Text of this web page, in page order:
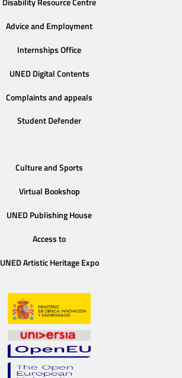
Advice and Employment
Internships Office
UNED Digital Contents
Complaints and appeals
Student Defender
Culture and Sports
Virtual Bookshop
UNED Publishing House
Access to
UNED Artistic Heritage Expo